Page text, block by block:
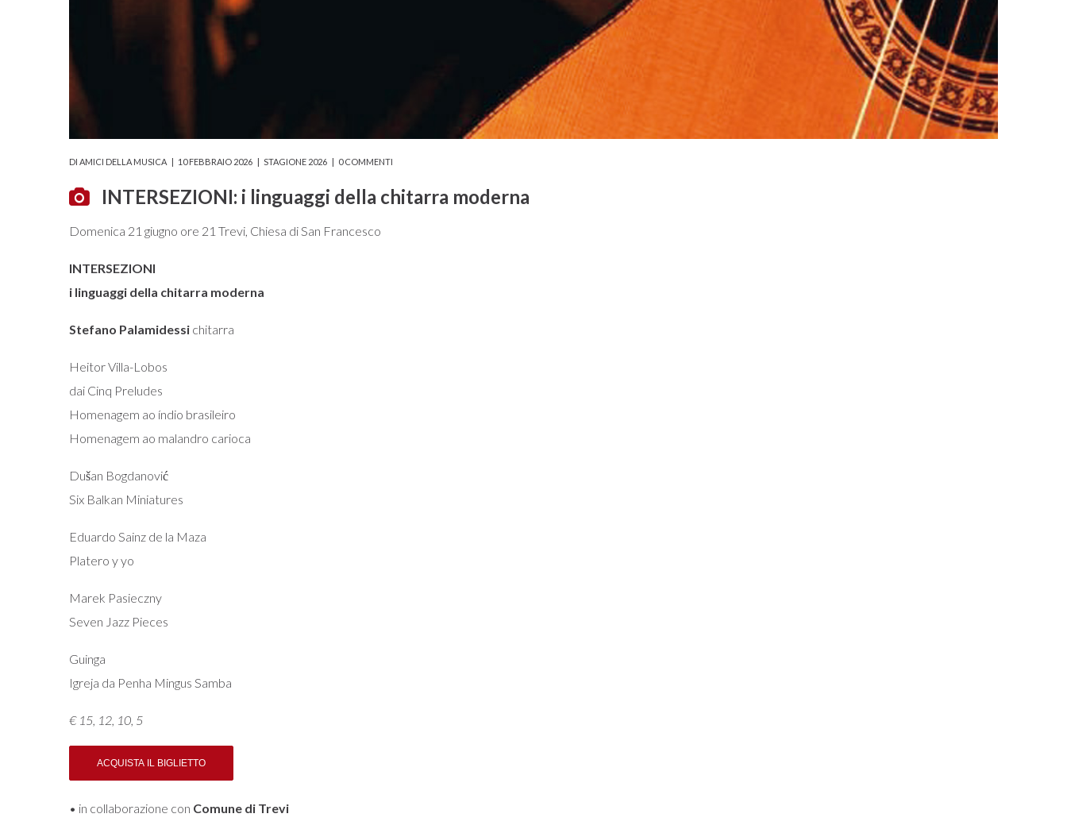
DI AMICI DELLA MUSICA 10 FEBBRAIO 2026 STAGIONE 2026 0 COMMENTI
INTERSEZIONI: i linguaggi della chitarra moderna
Domenica 21 giugno ore 21 Trevi, Chiesa di San Francesco
INTERSEZIONI
i linguaggi della chitarra moderna
Stefano Palamidessi chitarra
Heitor Villa-Lobos
dai Cinq Preludes
Homenagem ao índio brasileiro
Homenagem ao malandro carioca
Dušan Bogdanović
Six Balkan Miniatures
Eduardo Sainz de la Maza
Platero y yo
Marek Pasieczny
Seven Jazz Pieces
Guinga
Igreja da Penha Mingus Samba
€ 15, 12, 10, 5
• in collaborazione con Comune di Trevi